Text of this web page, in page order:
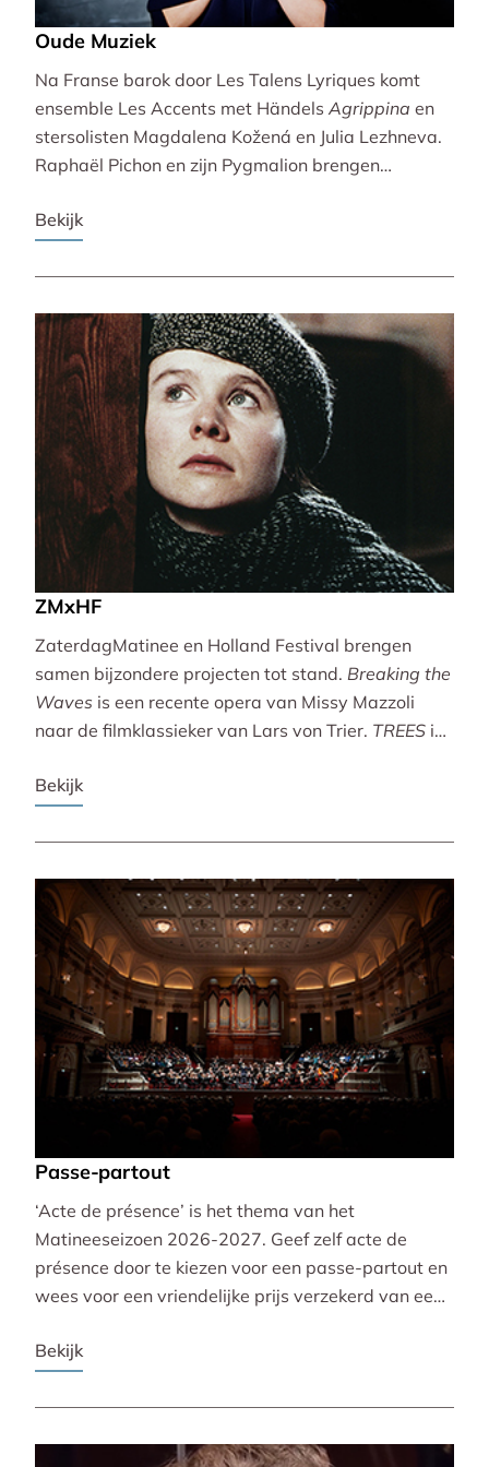
Oude Muziek
Na Franse barok door Les Talens Lyriques komt
ensemble Les Accents met Händels Agrippina en
stersolisten Magdalena Kožená en Julia Lezhneva.
Raphaël Pichon en zijn Pygmalion brengen
Bachvereniging en blokfluitiste Lucie Horsch spelen
Wantenaar, op historische instrumenten! De serie
Andrea Marcon.
Bekijk
ZMxHF
ZaterdagMatinee en Holland Festival brengen
samen bijzondere projecten tot stand. Breaking the
Waves is een recente opera van Missy Mazzoli
naar de filmklassieker van Lars von Trier. TREES is
met live muziek van Caroline Shaw (Pulitzer Prize &
Bekijk
Passe-partout
‘Acte de présence’ is het thema van het
Matineeseizoen 2026-2027. Geef zelf acte de
présence door te kiezen voor een passe-partout en
wees voor een vriendelijke prijs verzekerd van een
Bekijk